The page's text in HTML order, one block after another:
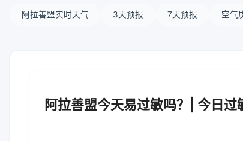
阿拉善盟实时天气 3天预报 7天预报 空气
阿拉善盟今天易过敏吗？| 今日过